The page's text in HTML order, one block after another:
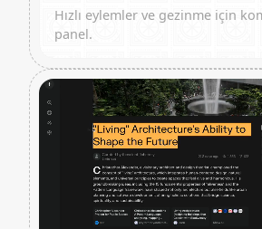
Hızlı eylemler ve gezinme için
panel.